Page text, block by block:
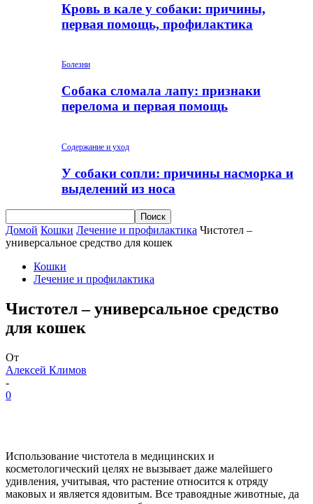
Кровь в кале у собаки: причины,
первая помощь, профилактика
Болезни
Собака сломала лапу: признаки
перелома и первая помощь
Содержание и уход
У собаки сопли: причины насморка и
выделений из носа
Домой Кошки Лечение и профилактика Чистотел –
универсальное средство для кошек
Кошки
Лечение и профилактика
Чистотел – универсальное средство
для кошек
От
Алексей Климов
-
0
Использование чистотела в медицинских и
косметологический целях не вызывает даже малейшего
удивления, учитывая, что растение относится к отряду
маковых и является ядовитым. Все травоядные животные, да